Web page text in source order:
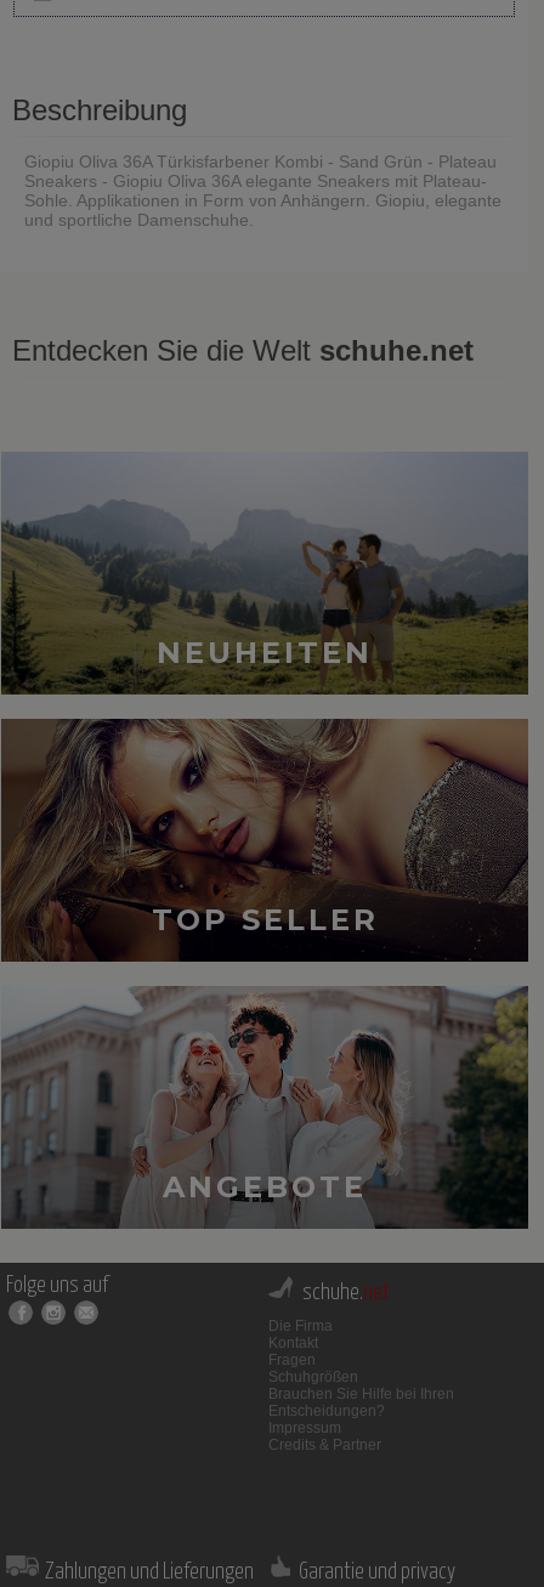
Beschreibung
Giopiu Oliva 36A Türkisfarbener Kombi - Sand Grün - Plateau
Sneakers - Giopiu Oliva 36A elegante Sneakers mit Plateau-
Sohle. Applikationen in Form von Anhängern. Giopiu, elegante
und sportliche Damenschuhe.
Entdecken Sie die Welt schuhe.net
NEUHEITEN
TOP SELLER
ANGEBOTE
Folge uns auf schuhe.net
Die Firma
Kontakt
Fragen
Schuhgrößen
Brauchen Sie Hilfe bei Ihren
Entscheidungen?
Impressum
Credits & Partner
Zahlungen und Lieferungen Garantie und privacy